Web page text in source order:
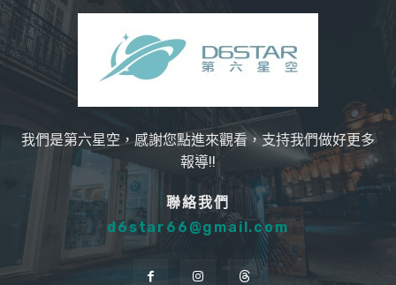
我們是第六星空，感謝您點進來觀看，支持我們做好更多
報導!!
聯絡我們
d6star66@gmail.com